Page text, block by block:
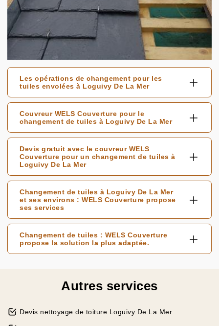
Les opérations de changement pour les
tuiles envolées à Loguivy De La Mer
Couvreur WELS Couverture pour le
changement de tuiles à Loguivy De La Mer
Devis gratuit avec le couvreur WELS
Couverture pour un changement de tuiles à
Loguivy De La Mer
Changement de tuiles à Loguivy De La Mer
et ses environs : WELS Couverture propose
ses services
Changement de tuiles : WELS Couverture
propose la solution la plus adaptée.
Autres services
Devis nettoyage de toiture Loguivy De La Mer